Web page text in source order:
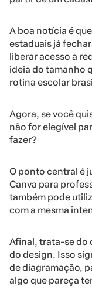
A boa notícia é
estaduais já
liberar acesso a
ideia do tamanho
rotina escolar
Agora, se você
não for elegível
fazer?
O ponto central é
Canva para
também pode
com a mesma
Afinal, trata-se do
do design. Isso
de diagramação,
algo que pareça